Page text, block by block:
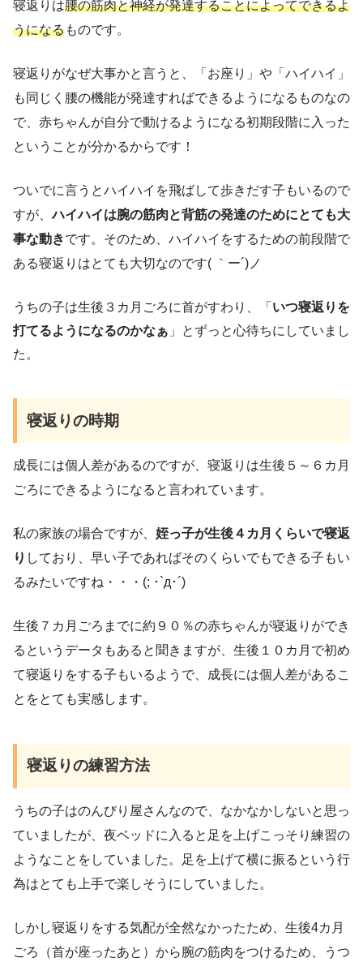
寝返りは腰の筋肉と神経が発達することによってできるよ
うになるものです。
寝返りがなぜ大事かと言うと、「お座り」や「ハイハイ」
も同じく腰の機能が発達すればできるようになるものなの
で、赤ちゃんが自分で動けるようになる初期段階に入った
ということが分かるからです！
ついでに言うとハイハイを飛ばして歩きだす子もいるので
すが、ハイハイは腕の筋肉と背筋の発達のためにとても大
事な動きです。そのため、ハイハイをするための前段階で
ある寝返りはとても大切なのです( ｀ー´)ノ
うちの子は生後３カ月ごろに首がすわり、「 いつ寝返りを
打てるようになるのかなぁ 」とずっと心待ちにしていまし
た。
寝返りの時期
成長には個人差があるのですが、寝返りは生後５～６カ月
ごろにできるようになると言われています。
私の家族の場合ですが、 姪っ子が生後４カ月くらいで寝返
り しており、早い子であればそのくらいでもできる子もい
るみたいですね・・・(; ･`д･´)
生後７カ月ごろまでに約９０％の赤ちゃんが寝返りができ
るというデータもあると聞きますが、生後１０カ月で初め
て寝返りをする子もいるようで、成長には個人差があるこ
とをとても実感します。
寝返りの練習方法
うちの子はのんびり屋さんなので、なかなかしないと思っ
ていましたが、夜ベッドに入ると足を上げこっそり練習の
ようなことをしていました。足を上げて横に振るという行
為はとても上手で楽しそうにしていました。
しかし寝返りをする気配が全然なかったため、生後4カ月
ごろ（首が座ったあと）から腕の筋肉をつけるため、うつ